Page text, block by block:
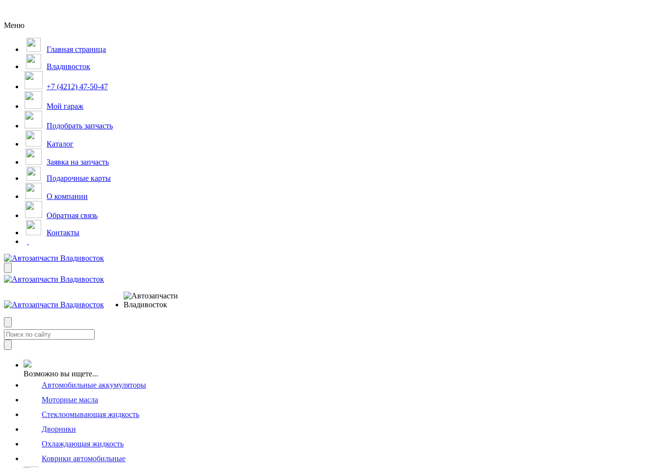
Меню
Главная страница
Владивосток
+7 (4212) 47-50-47
Мой гараж
Подобрать запчасть
Каталог
Заявка на запчасть
Подарочные карты
О компании
Обратная связь
Контакты
Возможно вы ищете...
Автомобильные аккумуляторы
Моторные масла
Стеклоомывающая жидкость
Дворники
Охлаждающая жидкость
Коврики автомобильные